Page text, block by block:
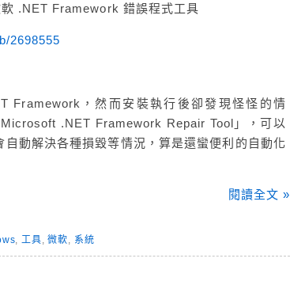
.NET Framework 錯誤程式工具
2698555
Framework，然而安裝執行後卻發現怪怪的情
.NET Framework Repair Tool」，可以
動解決各種損毀等情況，算是還蠻便利的自動化
閱讀全文 »
,工具,微軟, 系統